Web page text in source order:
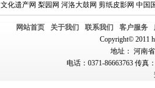
文化遗产网 梨园网 河洛大鼓网 剪纸皮影网 中国
网站首页 关于我们 联系我们 客户服务
Copyright© 2011
地址： 河南
电话：0371-86663763 传真